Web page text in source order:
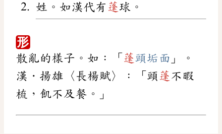
姓。如漢代有 蓬球。
形
散亂的樣子。如：「 蓬頭垢面 」。
漢．揚雄〈長楊賦〉：「頭 蓬 不暇
梳，飢不及餐。」